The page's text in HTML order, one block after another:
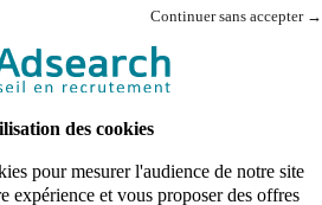
Continuer sans accepter →
des cookies
pour mesurer l'audience de notre site
expérience et vous proposer des offres
en recrutement